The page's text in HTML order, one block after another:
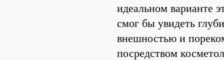
идеальном варианте
смог бы увидеть
внешностью и
посредством